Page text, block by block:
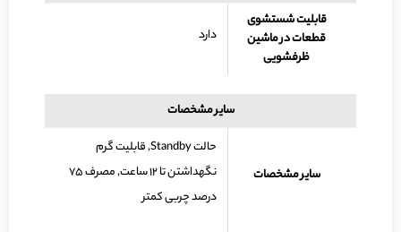
قابلیت شستشوی
قطعات در ماشین
ظرفشویی
دارد
سایر مشخصات
سایر مشخصات
حالت Standby, قابلیت گرم
نگهداشتن تا ۱۲ ساعت, مصرف ۷۵
درصد چربی کمتر